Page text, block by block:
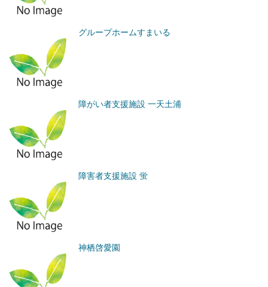
グループホームすまいる
障がい者支援施設 一天土浦
障害者支援施設 蛍
神栖啓愛園